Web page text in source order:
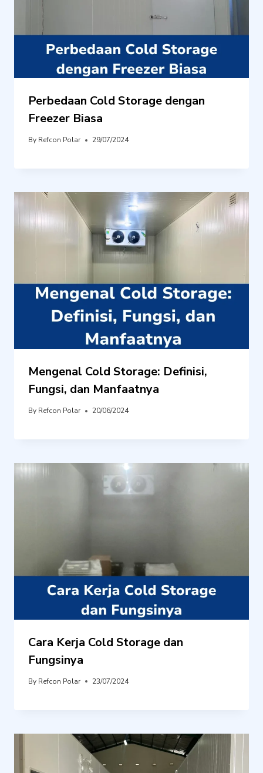
Perbedaan Cold Storage dengan
Freezer Biasa
By Refcon Polar 29/07/2024
Mengenal Cold Storage: Definisi,
Fungsi, dan Manfaatnya
By Refcon Polar 20/06/2024
Cara Kerja Cold Storage dan
Fungsinya
By Refcon Polar 23/07/2024